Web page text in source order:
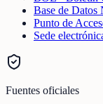
Base de Datos
Punto de
Sede
Fuentes oficiales